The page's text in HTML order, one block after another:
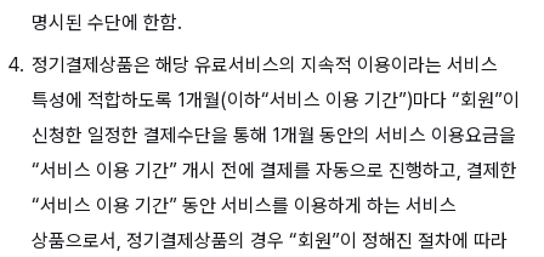
명시된 수단에 한함.
정기결제상품은 해당 유료서비스의 지속적 이용이라는 서비스
특성에 적합하도록 1개월(이하“서비스 이용 기간”)마다 “회원”이
신청한 일정한 결제수단을 통해 1개월 동안의 서비스 이용요금을
“서비스 이용 기간” 개시 전에 결제를 자동으로 진행하고, 결제한
“서비스 이용 기간” 동안 서비스를 이용하게 하는 서비스
상품으로서, 정기결제상품의 경우 “회원”이 정해진 절차에 따라